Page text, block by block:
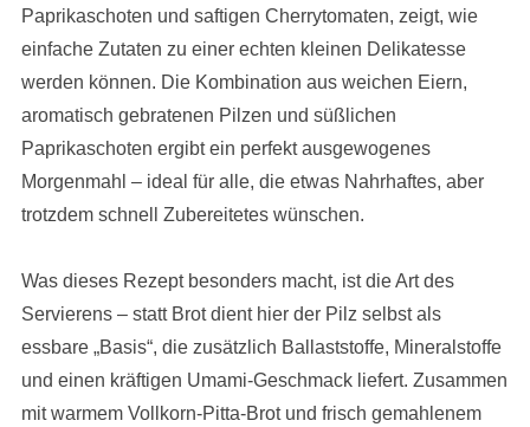
Paprikaschoten und saftigen Cherrytomaten, zeigt, wie
einfache Zutaten zu einer echten kleinen Delikatesse
werden können. Die Kombination aus weichen Eiern,
aromatisch gebratenen Pilzen und süßlichen
Paprikaschoten ergibt ein perfekt ausgewogenes
Morgenmahl – ideal für alle, die etwas Nahrhaftes, aber
trotzdem schnell Zubereitetes wünschen.
Was dieses Rezept besonders macht, ist die Art des
Servierens – statt Brot dient hier der Pilz selbst als
essbare „Basis“, die zusätzlich Ballaststoffe, Mineralstoffe
und einen kräftigen Umami-Geschmack liefert. Zusammen
mit warmem Vollkorn-Pitta-Brot und frisch gemahlenem